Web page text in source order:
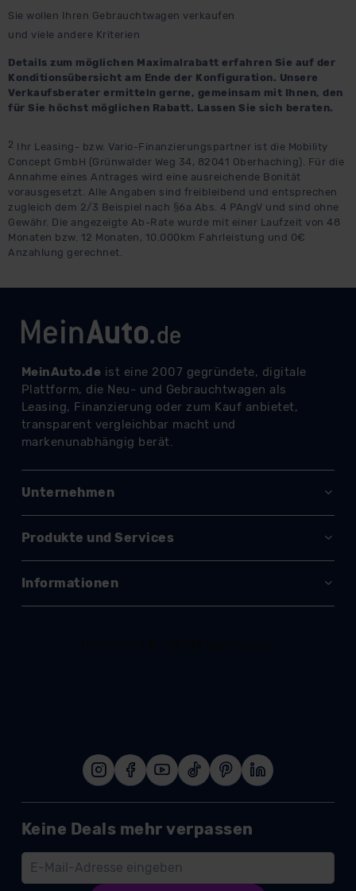
Sie wollen Ihren Gebrauchtwagen verkaufen
und viele andere Kriterien
Details zum möglichen Maximalrabatt erfahren Sie auf der
Konditionsübersicht am Ende der Konfiguration. Unsere
Verkaufsberater ermitteln gerne, gemeinsam mit Ihnen, den
für Sie höchst möglichen Rabatt. Lassen Sie sich beraten.
2 Ihr Leasing- bzw. Vario-Finanzierungspartner ist die Mobility
Concept GmbH (Grünwalder Weg 34, 82041 Oberhaching). Für die
Annahme eines Antrages wird eine ausreichende Bonität
vorausgesetzt. Alle Angaben sind freibleibend und entsprechen
zugleich dem 2/3 Beispiel nach §6a Abs. 4 PAngV und sind ohne
Gewähr. Die angezeigte Ab-Rate wurde mit einer Laufzeit von 48
Monaten bzw. 12 Monaten, 10.000km Fahrleistung und 0€
Anzahlung gerechnet.